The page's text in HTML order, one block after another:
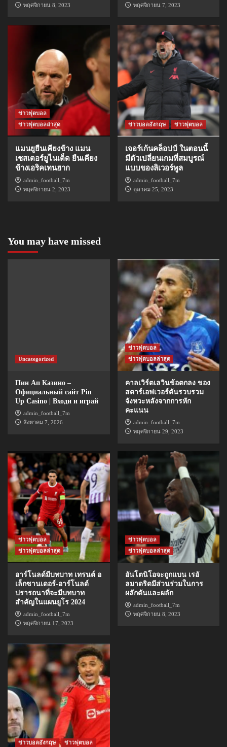
พฤศจิกายน 8, 2023
พฤศจิกายน 7, 2023
ข่าวฟุตบอล
ข่าวฟุตบอลล่าสุด
แมนยูยืนเคียงข้าง แมน
เชสเตอร์ยูไนเต็ด ยืนเคียง
ข้างเอริคเทนฮาก
admin_football_7m
พฤศจิกายน 2, 2023
ข่าวบอลอังกฤษ ข่าวฟุตบอล
เจอร์เก้นคล็อปป์ ในตอนนี้
มีตัวเปลี่ยนเกมที่สมบูรณ์
แบบของลิเวอร์พูล
admin_football_7m
ตุลาคม 25, 2023
You may have missed
Uncategorized
Пин Ап Казино –
Официальный сайт Pin
Up Casino | Входи и играй
admin_football_7m
สิงหาคม 7, 2026
ข่าวฟุตบอล
ข่าวฟุตบอลล่าสุด
คาลเวิร์ตเลวินข้อตกลง ของ
สตาร์เอฟเวอร์ตันรวบรวม
จังหวะหลังจากการหัก
คะแนน
admin_football_7m
พฤศจิกายน 29, 2023
ข่าวฟุตบอล
ข่าวฟุตบอลล่าสุด
อาร์โนลด์มีบทบาท เทรนต์ อ
เล็กซานเดอร์-อาร์โนลด์
ปรารถนาที่จะมีบทบาท
สำคัญในแผนยูโร 2024
admin_football_7m
พฤศจิกายน 17, 2023
ข่าวฟุตบอล
ข่าวฟุตบอลล่าสุด
อันโตนิโอจะถูกแบน เรอั
ลมาดริดมีส่วนร่วมในการ
ผลักดันและผลัก
admin_football_7m
พฤศจิกายน 8, 2023
ข่าวบอลอังกฤษ ข่าวฟุตบอล